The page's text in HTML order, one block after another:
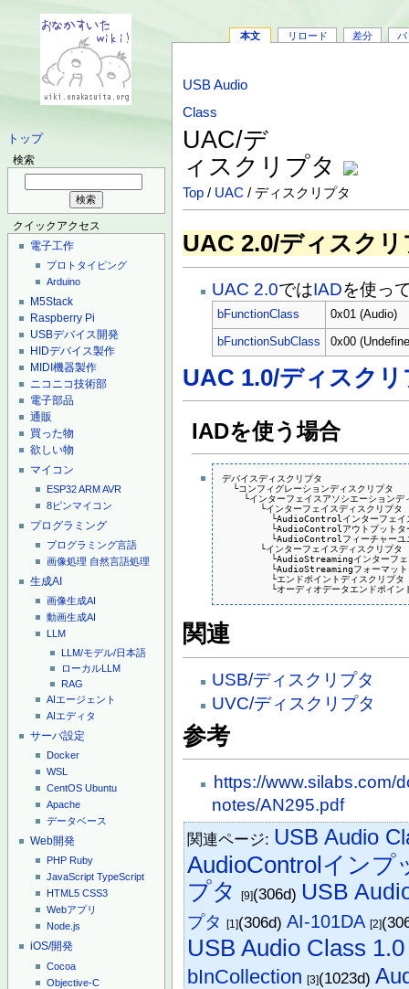
トップ
検索
クイックアクセス
電子工作
プロトタイピング
Arduino
M5Stack
Raspberry Pi
USBデバイス開発
HIDデバイス製作
MIDI機器製作
ニコニコ技術部
電子部品
通販
買った物
欲しい物
マイコン
ESP32ARMAVR
8ピンマイコン
プログラミング
プログラミング言語
画像処理 自然言語処理
生成AI
画像生成AI
動画生成AI
LLM
LLM/モデル/日本語
ローカルLLM
RAG
AIエージェント
AIエディタ
サーバ設定
Docker
WSL
CentOS Ubuntu
Apache
データベース
Web開発
PHP Ruby
JavaScript TypeScript
HTML5 CSS3
Webアプリ
Node.js
iOS/開発
Cocoa
Objective-C
本文 リロード 差分 バ
USB Audio
Class
UAC/デ
ィスクリプタ
Top / UAC / ディスクリプタ
UAC 2.0/ディスクリ
UAC 2.0ではIADを使っ
bFunctionClass 0x01 (Audio)
bFunctionSubClass 0x00
UAC 1.0/ディスクリ
IADを使う場合
デバイスディスクリプタ
  └コンフィグレーションディスクリプタ
└インターフェイスアソシエーショ
└インターフェイスディスクリ
└AudioControlインターフェイ
└AudioControlアウトプットタ
└AudioControlフィーチャーユ
└インターフェイスディスクリ
└AudioStreamingインターフェ
└AudioStreamingフォーマット
         └エンドポイントディスクリプタ
└オーディオデータエンドポイン
関連
USB/ディスクリプタ
UVC/ディスクリプタ
参考
https://www.silabs.com/
notes/AN295.pdf
関連ページ: USB Audio
AudioControlイン
プタ
[9](306d) USB
プタ [1](306d)AI-101DA [2]
USB Audio Class 1.0
bInCollection [3](1023d)